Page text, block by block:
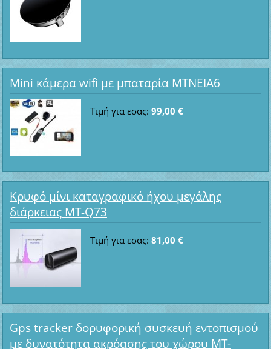
Mini κάμερα wifi με μπαταρία ΜΤΝΕΙΑ6
Τιμή για εσας: 99,00 €
Κρυφό μίνι καταγραφικό ήχου μεγάλης
διάρκειας MT-Q73
Τιμή για εσας: 81,00 €
Gps tracker δορυφορική συσκευή εντοπισμού
με δυνατότητα ακρόασης του χώρου MT-